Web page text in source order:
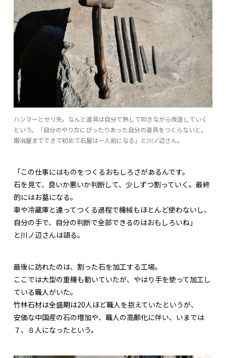
ハンマーとセリ矢。なんと道具は自分で熱して叩きながら改造していく
という。「自分のやり方にぴったりあった自分の道具をつくらないと。
鍛冶屋までできて初めて石屋は一人前になる」と川ノ辺さん。
「この仕事にはものをつくるおもしろさがあるんです。
石を見て、良いか悪いか判断して、少しずつ割っていく。最終
的にはお墓になる。
車や冷蔵庫と違ってつくる過程で機械もほとんど使わないし、
自分の手で、自分の判断で全部できるのはおもしろいね」
と川ノ辺さんは語る。
最後に訪れたのは、割った石を加工する工場。
ここでは大型の重機も動いていたが、やはり手を使って加工し
ている職人がいた。
竹林石材は全盛期は20人ほど職人を抱えていたというが、
安価な中国産の石の増加や、職人の高齢化に伴い、いまでは
７、８人になったという。